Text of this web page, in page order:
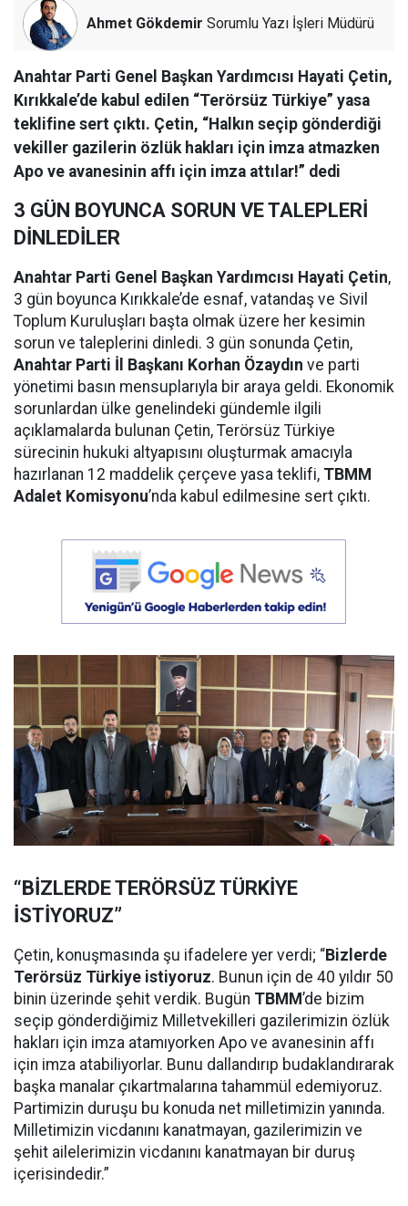
Ahmet Gökdemir Sorumlu Yazı İşleri Müdürü
Anahtar Parti Genel Başkan Yardımcısı Hayati Çetin,
Kırıkkale’de kabul edilen “Terörsüz Türkiye” yasa
teklifine sert çıktı. Çetin, “Halkın seçip gönderdiği
vekiller gazilerin özlük hakları için imza atmazken
Apo ve avanesinin affı için imza attılar!” dedi
3 GÜN BOYUNCA SORUN VE TALEPLERİ
DİNLEDİLER
Anahtar Parti Genel Başkan Yardımcısı Hayati Çetin,
3 gün boyunca Kırıkkale’de esnaf, vatandaş ve Sivil
Toplum Kuruluşları başta olmak üzere her kesimin
sorun ve taleplerini dinledi. 3 gün sonunda Çetin,
Anahtar Parti İl Başkanı Korhan Özaydın ve parti
yönetimi basın mensuplarıyla bir araya geldi. Ekonomik
sorunlardan ülke genelindeki gündemle ilgili
açıklamalarda bulunan Çetin, Terörsüz Türkiye
sürecinin hukuki altyapısını oluşturmak amacıyla
hazırlanan 12 maddelik çerçeve yasa teklifi, TBMM
Adalet Komisyonu’nda kabul edilmesine sert çıktı.
“BİZLERDE TERÖRSÜZ TÜRKİYE
İSTİYORUZ”
Çetin, konuşmasında şu ifadelere yer verdi; “Bizlerde
Terörsüz Türkiye istiyoruz. Bunun için de 40 yıldır 50
binin üzerinde şehit verdik. Bugün TBMM’de bizim
seçip gönderdiğimiz Milletvekilleri gazilerimizin özlük
hakları için imza atamıyorken Apo ve avanesinin affı
için imza atabiliyorlar. Bunu dallandırıp budaklandırarak
başka manalar çıkartmalarına tahammül edemiyoruz.
Partimizin duruşu bu konuda net milletimizin yanında.
Milletimizin vicdanını kanatmayan, gazilerimizin ve
şehit ailelerimizin vicdanını kanatmayan bir duruş
içerisindedir.”